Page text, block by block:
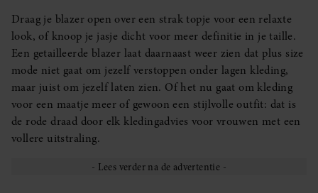
Draag je blazer open over een strak topje voor een relaxte
look, of knoop je jasje dicht voor meer definitie in je taille.
Een getailleerde blazer laat daarnaast weer zien dat plus size
mode niet gaat om jezelf verstoppen onder lagen kleding,
maar juist om jezelf laten zien. Of het nu gaat om kleding
voor een maatje meer of gewoon een stijlvolle outfit: dat is
de rode draad door elk kledingadvies voor vrouwen met een
vollere uitstraling.